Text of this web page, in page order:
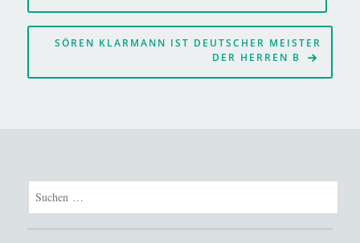
SÖREN KLARMANN IST DEUTSCHER MEISTER
DER HERREN B
Suchen
nach: